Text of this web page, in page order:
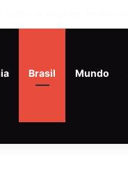
Brasil Mundo